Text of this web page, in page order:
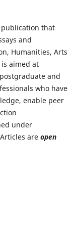
that
and
Humanities, Arts
aimed at
and
who have
enable peer
under
are open